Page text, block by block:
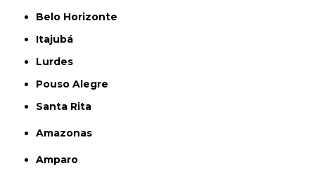
Belo Horizonte
Itajubá
Lurdes
Pouso Alegre
Santa Rita
Amazonas
Amparo